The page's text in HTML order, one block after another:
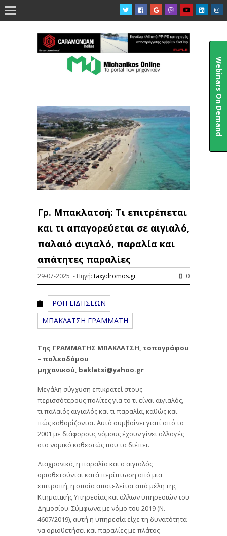

Γρ. Μπακλατσή: Τι επιτρέπεται
και τι απαγορεύεται σε αιγιαλό,
παλαιό αιγιαλό, παραλία και
απάτητες παραλίες
29-07-2025 - Πηγή: taxydromos.gr 0
ΡΟΗ ΕΙΔΗΣΕΩΝ
ΜΠΑΚΛΑΤΣΗ ΓΡΑΜΜΑΤΗ
Της ΓΡΑΜΜΑΤΗΣ ΜΠΑΚΛΑΤΣΗ, τοπογράφου
– πολεοδόμου
μηχανικού, baklatsi@yahoo.gr
Μεγάλη σύγχυση επικρατεί στους
περισσότερους πολίτες για το τι είναι αιγιαλός,
τι παλαιός αιγιαλός και τι παραλία, καθώς και
πώς καθορίζονται. Αυτό συμβαίνει γιατί από το
2001 με διάφορους νόμους έχουν γίνει αλλαγές
στο νομικό καθεστώς που τα διέπει.
Διαχρονικά, η παραλία και ο αιγιαλός
οριοθετούνται κατά περίπτωση από μια
επιτροπή, η οποία αποτελείται από μέλη της
Κτηματικής Υπηρεσίας και άλλων υπηρεσιών του
Δημοσίου. Σύμφωνα με νόμο του 2019 (Ν.
4607/2019), αυτή η υπηρεσία είχε τη δυνατότητα
να οριοθετήσει και παραλίες με πλάτος
Webinars On Demand